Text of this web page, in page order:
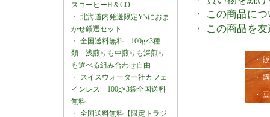
スコーヒーH＆CO
・ 北海道内発送限定Y'sにおま
かせ厳選セット
・ 全国送料無料 100g×3種
類 浅煎りも中煎りも深煎り
も選べる組み合わせ自由
・ スイスウォーター社カフェ
インレス 100g×3袋全国送料
無料
・ 全国送料無料【限定トラジ
・
この商品に
・
この商品を
・
・
・